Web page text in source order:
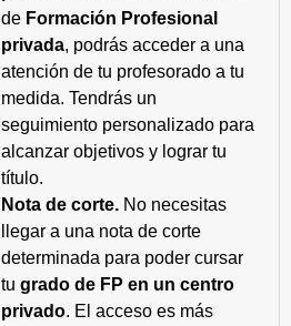
de Formación Profesional
privada, podrás acceder a una
atención de tu profesorado a tu
medida. Tendrás un
seguimiento personalizado para
alcanzar objetivos y lograr tu
título.
Nota de corte. No necesitas
llegar a una nota de corte
determinada para poder cursar
tu grado de FP en un centro
privado. El acceso es más